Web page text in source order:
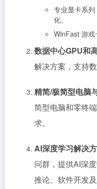
专业显卡系
化。
WinFast 游戏
数据中心GPU和
解决方案，支持
精简/极简型电脑
简型电脑和零终
求。
AI深度学习解决
问群，提供AI深
推论、软件开发